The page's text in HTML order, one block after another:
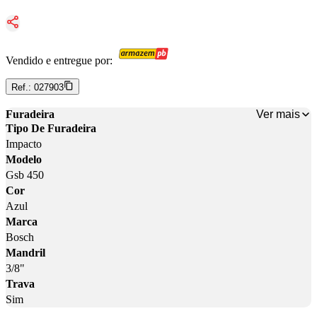
Vendido e entregue por:
Ref.: 027903
Furadeira
Ver mais
Tipo De Furadeira
Impacto
Modelo
Gsb 450
Cor
Azul
Marca
Bosch
Mandril
3/8"
Trava
Sim